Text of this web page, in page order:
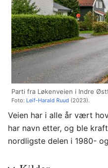
Parti fra Løkenveien i Indre
Foto: Leif-Harald Ruud (2023).
Veien har i alle år vært
har navn etter, og ble
nordligste delen i 1980-